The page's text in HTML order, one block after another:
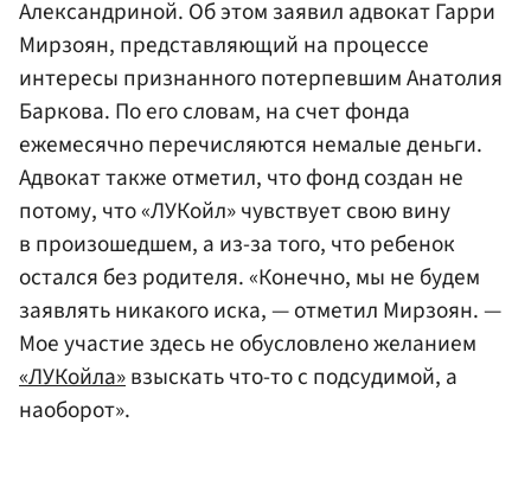
Александриной. Об этом заявил адвокат Гарри
Мирзоян, представляющий на процессе
интересы признанного потерпевшим Анатолия
Баркова. По его словам, на счет фонда
ежемесячно перечисляются немалые деньги.
Адвокат также отметил, что фонд создан не
потому, что «ЛУКойл» чувствует свою вину
в произошедшем, а из-за того, что ребенок
остался без родителя. «Конечно, мы не будем
заявлять никакого иска, — отметил Мирзоян. —
Мое участие здесь не обусловлено желанием
«ЛУКойла»взыскать что-то с подсудимой, а
наоборот».